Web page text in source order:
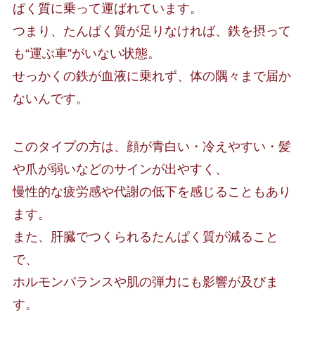
ぱく質に乗って運ばれています。
つまり、たんぱく質が足りなければ、鉄を摂って
も“運ぶ車”がいない状態。
せっかくの鉄が血液に乗れず、体の隅々まで届か
ないんです。
このタイプの方は、顔が青白い・冷えやすい・髪
や爪が弱いなどのサインが出やすく、
慢性的な疲労感や代謝の低下を感じることもあり
ます。
また、肝臓でつくられるたんぱく質が減ること
で、
ホルモンバランスや肌の弾力にも影響が及びま
す。